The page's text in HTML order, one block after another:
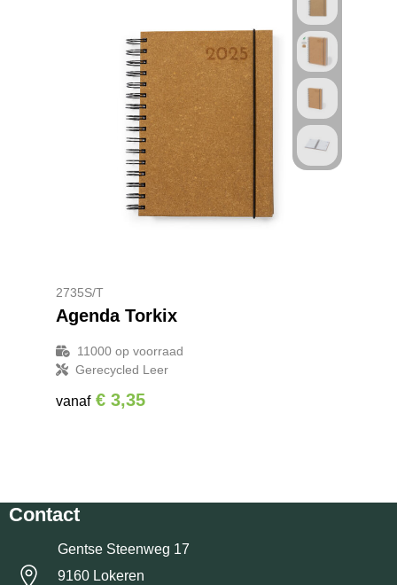
2735S/T
Agenda Torkix
11000op voorraad
Gerecycled Leer
vanaf € 3,35
Contact
Gentse Steenweg 17
9160 Lokeren